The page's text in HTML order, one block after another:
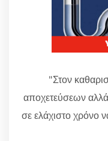
"Στον
αποχετεύσεων
σε ελάχιστο χρόνο